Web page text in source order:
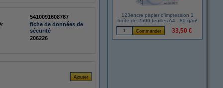
5410091608767
fiche de données de
sécurité
206226
123encre papier d'impression 1
boîte de 2500 feuilles A4 - 80 g/m²
33,50 €